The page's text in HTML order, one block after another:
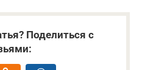
Поделиться с